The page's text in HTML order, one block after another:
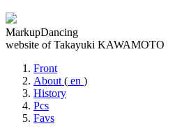
MarkupDancing
website of Takayuki KAWAMOTO
Front
About ( en )
History
Pcs
Favs